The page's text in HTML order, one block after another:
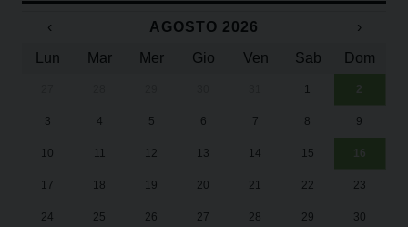
‹ AGOSTO 2026
›
Lun
Mar Mer Gio Ven Sab Dom
1 2
3 4 5 6 7 8 9
10 11 12 13 14 15 16
17 18 19 20 21 22 23
24 25 26 27 28 29 30